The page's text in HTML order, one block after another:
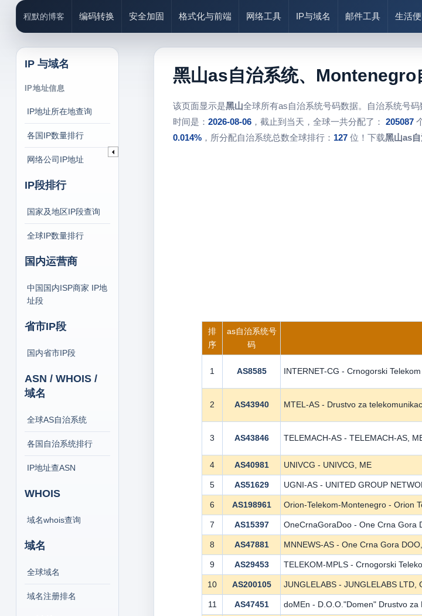
程默的博客 编码转换 安全加固 格式化与前端 网络工具 IP与域名 邮件工具 生活
IP 与域名
IP地址信息
IP地址所在地查询
各国IP数量排行
网络公司IP地址
IP段排行
国家及地区IP段查询
全球IP数量排行
国内运营商
中国国内ISP商家 IP地
址段
省市IP段
国内省市IP段
ASN / WHOIS /
域名
全球AS自治系统
各国自治系统排行
IP地址查ASN
WHOIS
域名whois查询
域名
全球域名
域名注册排名
黑山as自治系统、Montenegro
该页面显示是黑山全球所有as自治系统号码数据。自治系统号
时间是： 2026-08-06，截止到当天，全球一共分配了： 205087
0.014%，所分配自治系统总数全球排行： 127位！下载黑山as
排
序
as自治系统号
码
1 AS8585 INTERNET-CG - Crnogorski
2 AS43940 MTEL-AS - Drustvo za
3 AS43846 TELEMACH-AS - TELEMACH-AS,
4 AS40981 UNIVCG - UNIVCG, ME
5 AS51629 UGNI-AS - UNITED GROUP
6 AS198961 Orion-Telekom-Montenegro - Orion
7 AS15397 OneCrnaGoraDoo - One Crna Gora
8 AS47881 MNNEWS-AS - One Crna Gora
9 AS29453 TELEKOM-MPLS - Crnogorski
10 AS200105 JUNGLELABS - JUNGLELABS LTD,
11 AS47451 doMEn - D.O.O."Domen" Drustvo